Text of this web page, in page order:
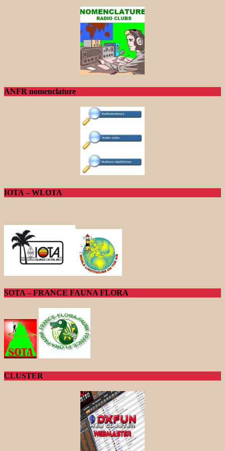
ANFR nomenclature
IOTA – WLOTA
SOTA – FRANCE FAUNA FLORA
CLUSTER